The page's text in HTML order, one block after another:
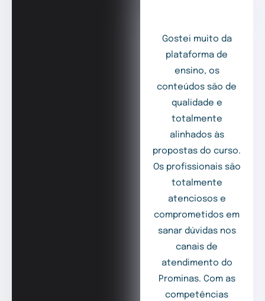
Gostei muito da
plataforma de
ensino, os
conteúdos são de
qualidade e
totalmente
alinhados às
propostas do curso.
Os profissionais são
totalmente
atenciosos e
comprometidos em
sanar dúvidas nos
canais de
atendimento do
Prominas. Com as
competências